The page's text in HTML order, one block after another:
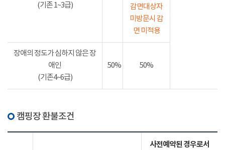
감면대상자
미방문시 감
면 미적용
(기존 1~3급)
장애의 정도가 심하지 않은 장
애인
(기존4~6급)
50% 50%
캠핑장 환불조건
사전예약된 경우로서